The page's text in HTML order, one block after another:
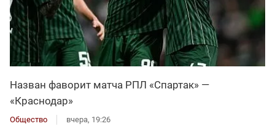
Назван фаворит матча РПЛ «Спартак» —
«Краснодар»
Общество вчера, 19:26